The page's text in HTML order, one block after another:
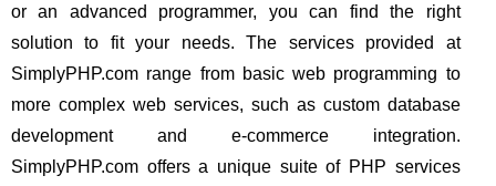
or an advanced programmer, you can find the right
solution to fit your needs. The services provided at
SimplyPHP.com range from basic web programming to
more complex web services, such as custom database
development and e-commerce integration.
SimplyPHP.com offers a unique suite of PHP services